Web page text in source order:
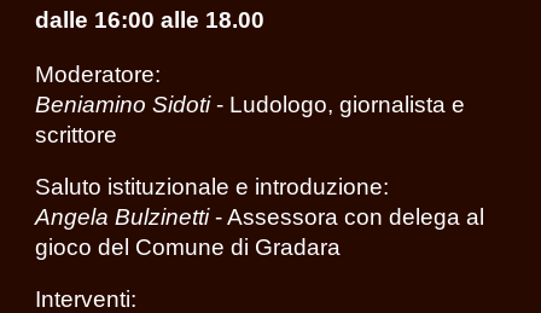
dalle 16:00 alle 18.00
Moderatore:
Beniamino Sidoti- Ludologo, giornalista e
scrittore
Saluto istituzionale e introduzione:
Angela Bulzinetti- Assessora con delega al
gioco del Comune di Gradara
Interventi: